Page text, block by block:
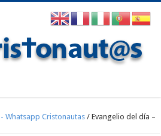
Whatsapp Cristonautas / Evangelio del día –